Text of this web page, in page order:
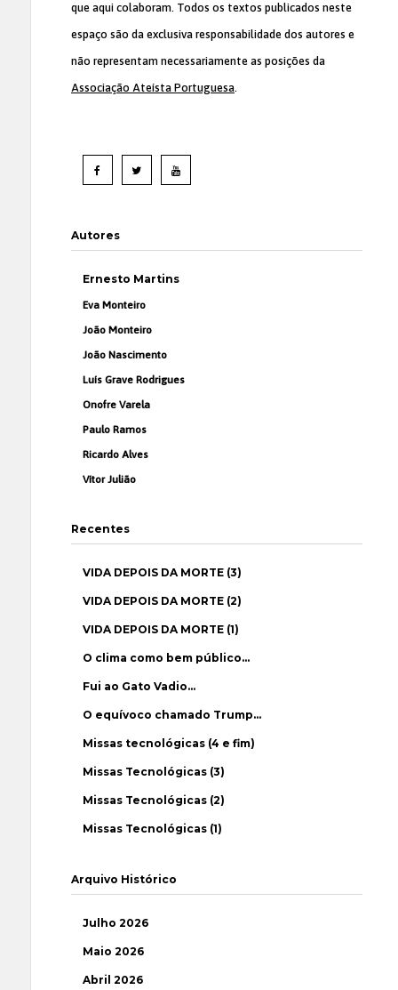
que aqui colaboram. Todos os textos publicados neste
espaço são da exclusiva responsabilidade dos autores e
não representam necessariamente as posições da
Associação Ateísta Portuguesa.
Autores
Ernesto Martins
Eva Monteiro
João Monteiro
João Nascimento
Luís Grave Rodrigues
Onofre Varela
Paulo Ramos
Ricardo Alves
Vítor Julião
Recentes
VIDA DEPOIS DA MORTE (3)
VIDA DEPOIS DA MORTE (2)
VIDA DEPOIS DA MORTE (1)
O clima como bem público…
Fui ao Gato Vadio…
O equívoco chamado Trump…
Missas tecnológicas (4 e fim)
Missas Tecnológicas (3)
Missas Tecnológicas (2)
Missas Tecnológicas (1)
Arquivo Histórico
Julho 2026
Maio 2026
Abril 2026